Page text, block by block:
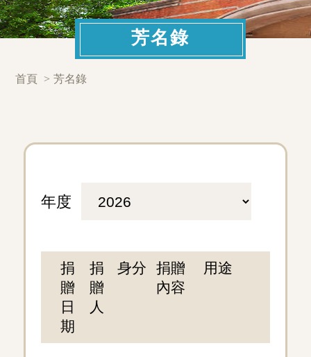
芳名錄
首頁 > 芳名錄
年度
捐
贈
日
期
捐
贈
人
身分
捐贈
內容
用途